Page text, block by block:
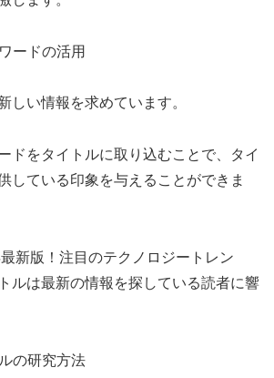
ードの活用
しい情報を求めています。
ドをタイトルに取り込むことで、タイ
している印象を与えることができま
新版！注目のテクノロジートレン
ルは最新の情報を探している読者に響
の研究方法